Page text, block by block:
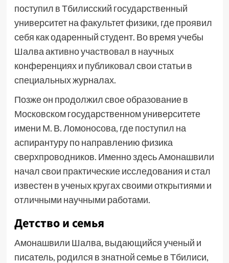
поступил в Тбилисский государственный
университет на факультет физики, где проявил
себя как одаренный студент. Во время учебы
Шалва активно участвовал в научных
конференциях и публиковал свои статьи в
специальных журналах.
Позже он продолжил свое образование в
Московском государственном университете
имени М. В. Ломоносова, где поступил на
аспирантуру по направлению физика
сверхпроводников. Именно здесь Амонашвили
начал свои практические исследования и стал
известен в ученых кругах своими открытиями и
отличными научными работами.
Детство и семья
Амонашвили Шалва, выдающийся ученый и
писатель, родился в знатной семье в Тбилиси,